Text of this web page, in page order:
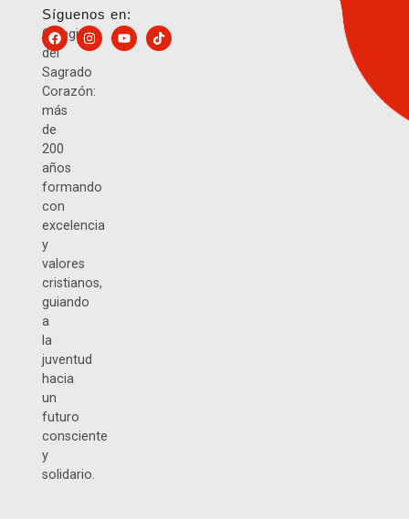
Colegio
del
Sagrado
Corazón:
más
de
200
años
formando
con
excelencia
y
valores
cristianos,
guiando
a
la
juventud
hacia
un
futuro
consciente
y
solidario.
Síguenos en: